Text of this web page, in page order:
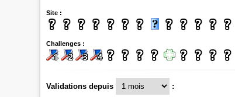
Site :
Challenges :
Validations depuis :